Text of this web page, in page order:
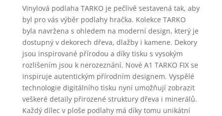
Vinylová podlaha TARKO je pečlivě sestavená tak, aby
byl pro vás výběr podlahy hračka. Kolekce TARKO
byla navržena s ohledem na moderní design, který je
dostupný v dekorech dřeva, dlažby i kamene. Dekory
jsou inspirované přírodou a díky tisku s vysokým
rozlišením jsou k nerozeznání. Nové A1 TARKO FIX se
inspiruje autentickým přírodním designem. Vyspělé
technologie digitálního tisku nyní umožňují zobrazit
veškeré detaily přirozené struktury dřeva i minerálů.
Každý dílec v ploše podlahy má díky tomu unikátní